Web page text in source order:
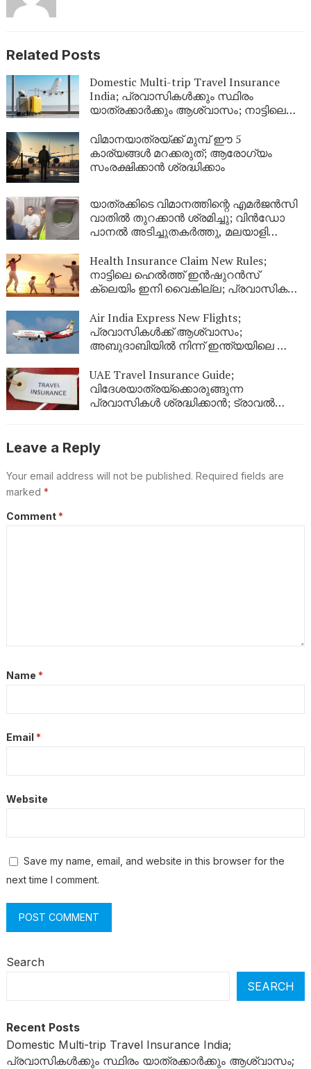
Related Posts
Domestic Multi-trip Travel Insurance
India; പ്രവാസികൾക്കും സ്ഥിരം
യാത്രക്കാർക്കും ആശ്വാസം; നാട്ടിലെ
മതി! കൂട്ടിന് വീടിനും കാവൽ
വിമാനയാത്രയ്ക്ക് മുമ്പ് ഈ 5
കാര്യങ്ങൾ മറക്കരുത്; ആരോഗ്യം
സംരക്ഷിക്കാൻ ശ്രദ്ധിക്കാം
യാത്രക്കിടെ വിമാനത്തിന്റെ എമർജൻസി
വാതിൽ തുറക്കാൻ ശ്രമിച്ചു; വിൻഡോ
പാനൽ അടിച്ചുതകർത്തു, മലയാളി
Health Insurance Claim New Rules;
നാട്ടിലെ ഹെൽത്ത് ഇൻഷുറൻസ്
ക്ലെയിം ഇനി വൈകില്ല; പ്രവാസികൾ
നിയമങ്ങൾ!
Air India Express New Flights;
പ്രവാസികൾക്ക് ആശ്വാസം;
അബുദാബിയിൽ നിന്ന് ഇന്ത്യയിലെ ഈ
സർവീസുകൾ
UAE Travel Insurance Guide;
വിദേശയാത്രയ്ക്കൊരുങ്ങുന്ന
പ്രവാസികൾ ശ്രദ്ധിക്കാൻ; ട്രാവൽ
Leave a Reply
Your email address will not be published. Required fields are
marked *
Comment *
Name *
Email *
Website
Save my name, email, and website in this browser for the
next time I comment.
Search
SEARCH
Recent Posts
Domestic Multi-trip Travel Insurance India;
പ്രവാസികൾക്കും സ്ഥിരം യാത്രക്കാർക്കും ആശ്വാസം;